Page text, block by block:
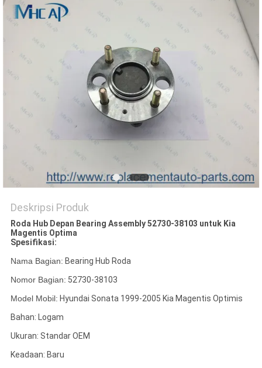
Deskripsi Produk
Roda Hub Depan Bearing Assembly 52730-38103 untuk Kia
Magentis Optima
Spesifikasi:
Nama Bagian: Bearing Hub Roda
Nomor Bagian: 52730-38103
Model Mobil: Hyundai Sonata 1999-2005 Kia Magentis Optimis
Bahan: Logam
Ukuran: Standar OEM
Keadaan: Baru